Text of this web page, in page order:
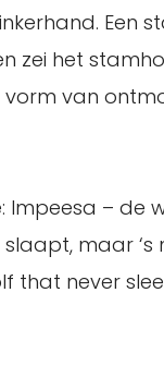
Een
het
van
– de
maar
that never